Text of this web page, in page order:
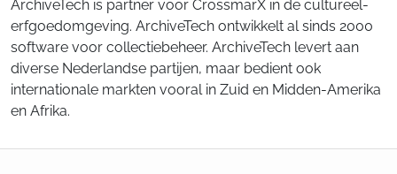
ArchiveTech is partner voor CrossmarX in de cultureel-
erfgoedomgeving. ArchiveTech ontwikkelt al sinds 2000
software voor collectiebeheer. ArchiveTech levert aan
diverse Nederlandse partijen, maar bedient ook
internationale markten vooral in Zuid en Midden-Amerika
en Afrika.